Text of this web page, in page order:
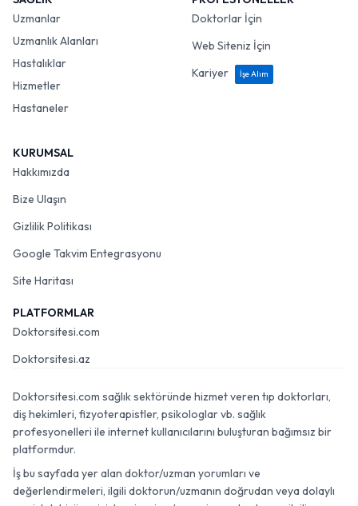
Uzmanlar
Uzmanlık Alanları
Hastalıklar
Hizmetler
Hastaneler
Doktorlar İçin
Web Siteniz İçin
Kariyer
İşe Alım
KURUMSAL
Hakkımızda
Bize Ulaşın
Gizlilik Politikası
Google Takvim Entegrasyonu
Site Haritası
PLATFORMLAR
Doktorsitesi.com
Doktorsitesi.az
Doktorsitesi.com sağlık sektöründe hizmet veren tıp doktorları,
diş hekimleri, fizyoterapistler, psikologlar vb. sağlık
profesyonelleri ile internet kullanıcılarını buluşturan bağımsız bir
platformdur.
İş bu sayfada yer alan doktor/uzman yorumları ve
değerlendirmeleri, ilgili doktorun/uzmanın doğrudan veya dolaylı